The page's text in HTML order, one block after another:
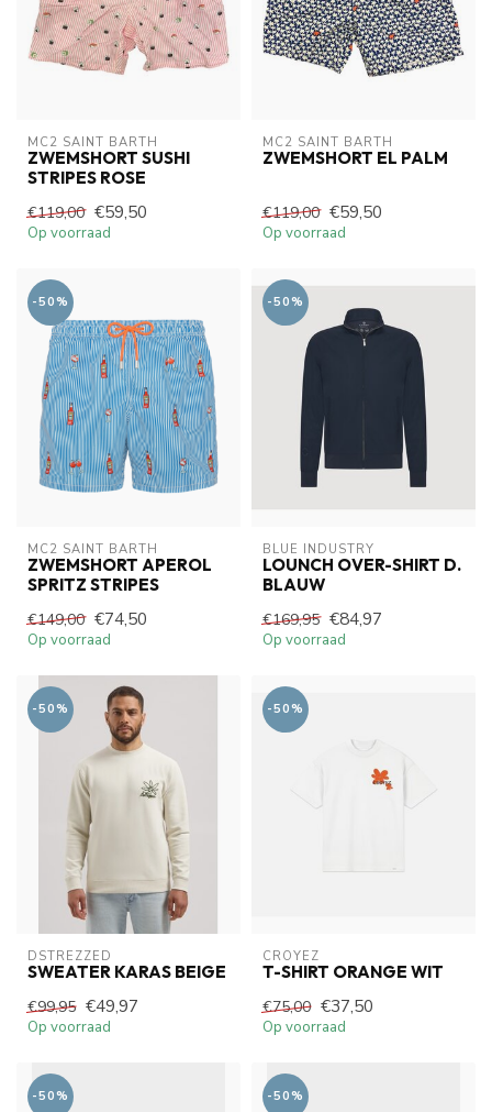
MC2 SAINT BARTH
ZWEMSHORT SUSHI
STRIPES ROSE
€119,00 €59,50
Op voorraad
MC2 SAINT BARTH
ZWEMSHORT EL PALM
€119,00 €59,50
Op voorraad
-50%
MC2 SAINT BARTH
ZWEMSHORT APEROL
SPRITZ STRIPES
€149,00 €74,50
Op voorraad
-50%
BLUE INDUSTRY
LOUNCH OVER-SHIRT D.
BLAUW
€169,95 €84,97
Op voorraad
-50%
DSTREZZED
SWEATER KARAS BEIGE
€99,95 €49,97
Op voorraad
-50%
CROYEZ
T-SHIRT ORANGE WIT
€75,00 €37,50
Op voorraad
-50% -50%